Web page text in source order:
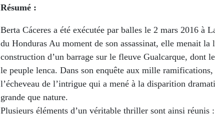
Résumé :
Berta Cáceres a été exécutée par balles le 2 mars 2016 à
du Honduras Au moment de son assassinat, elle menait la
construction d’un barrage sur le fleuve Gualcarque, dont
le peuple lenca. Dans son enquête aux mille
l’écheveau de l’intrigue qui a mené à la disparition
grande que nature.
Plusieurs éléments d’un véritable thriller sont ainsi réunis